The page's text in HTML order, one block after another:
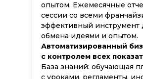
опытом. Ежемесячные
сессии со всеми
эффективный инструмент
обмена идеями и опытом.
Автоматизированный
с контролем всех
База знаний: обучающая
с уроками, регламенты,